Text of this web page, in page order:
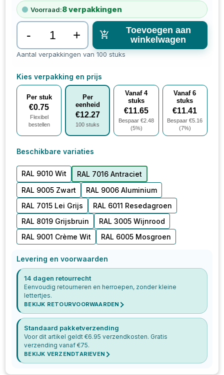
Voorraad:8verpakkingen
- +
Toevoegen aan
winkelwagen
Aantal verpakkingen van 100 stuks
Kies verpakking en prijs
Per stuk
€0.75
Flexibel
bestellen
Per
eenheid
€12.27
100 stuks
Vanaf4
stuks
€11.65
Bespaar €2.48
(5%)
Vanaf6
stuks
€11.41
Bespaar €5.16
(7%)
Beschikbare variaties
RAL 9010 Wit
RAL 7016 Antraciet
RAL 9005 Zwart
RAL 9006 Aluminium
RAL 7015 Lei Grijs
RAL 6011 Resedagroen
RAL 8019 Grijsbruin
RAL 3005 Wijnrood
RAL 9001 Crème Wit
RAL 6005 Mosgroen
Levering en voorwaarden
14 dagen retourrecht
Eenvoudig retourneren en herroepen, zonder kleine
lettertjes.
BEKIJK RETOURVOORWAARDEN
Standaard pakketverzending
Voor dit artikel geldt €6.95 verzendkosten. Gratis
verzending vanaf €75.
BEKIJK VERZENDTARIEVEN